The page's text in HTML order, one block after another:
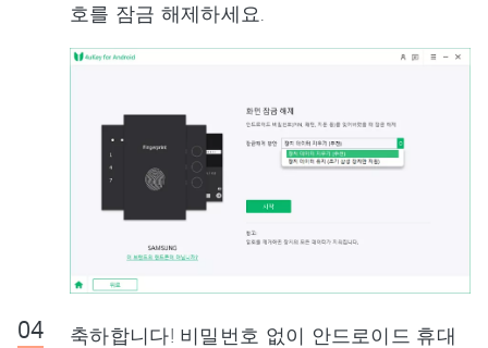
호를 잠금 해제하세요.
축하합니다! 비밀번호 없이 안드로이드 휴대